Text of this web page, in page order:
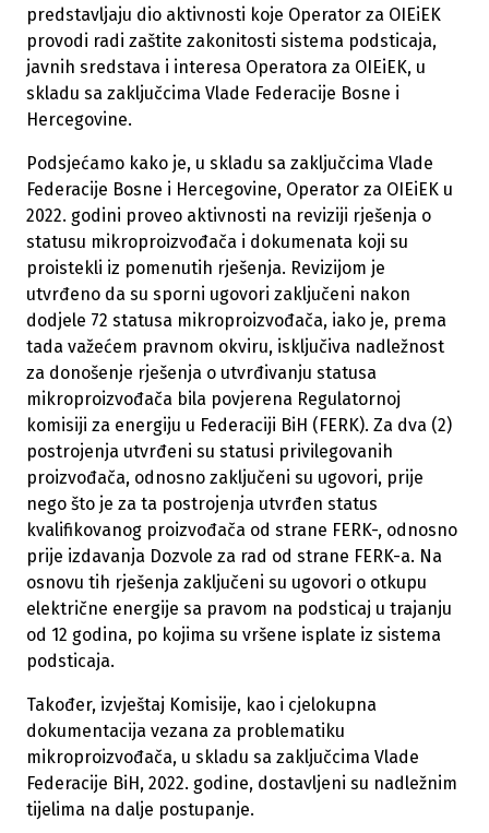
predstavljaju dio aktivnosti koje Operator za OIEiEK
provodi radi zaštite zakonitosti sistema podsticaja,
javnih sredstava i interesa Operatora za OIEiEK, u
skladu sa zaključcima Vlade Federacije Bosne i
Hercegovine.
Podsjećamo kako je, u skladu sa zaključcima Vlade
Federacije Bosne i Hercegovine, Operator za OIEiEK u
2022. godini proveo aktivnosti na reviziji rješenja o
statusu mikroproizvođača i dokumenata koji su
proistekli iz pomenutih rješenja. Revizijom je
utvrđeno da su sporni ugovori zaključeni nakon
dodjele 72 statusa mikroproizvođača, iako je, prema
tada važećem pravnom okviru, isključiva nadležnost
za donošenje rješenja o utvrđivanju statusa
mikroproizvođača bila povjerena Regulatornoj
komisiji za energiju u Federaciji BiH (FERK). Za dva (2)
postrojenja utvrđeni su statusi privilegovanih
proizvođača, odnosno zaključeni su ugovori, prije
nego što je za ta postrojenja utvrđen status
kvalifikovanog proizvođača od strane FERK-, odnosno
prije izdavanja Dozvole za rad od strane FERK-a. Na
osnovu tih rješenja zaključeni su ugovori o otkupu
električne energije sa pravom na podsticaj u trajanju
od 12 godina, po kojima su vršene isplate iz sistema
podsticaja.
Također, izvještaj Komisije, kao i cjelokupna
dokumentacija vezana za problematiku
mikroproizvođača, u skladu sa zaključcima Vlade
Federacije BiH, 2022. godine, dostavljeni su nadležnim
tijelima na dalje postupanje.